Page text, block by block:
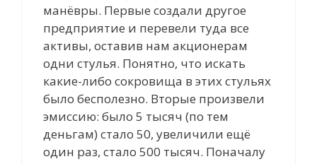
манёвры. Первые создали другое
предприятие и перевели туда все
активы, оставив нам акционерам
одни стулья. Понятно, что искать
какие-либо сокровища в этих стульях
было бесполезно. Вторые произвели
эмиссию: было 5 тысяч (по тем
деньгам) стало 50, увеличили ещё
один раз, стало 500 тысяч. Поначалу